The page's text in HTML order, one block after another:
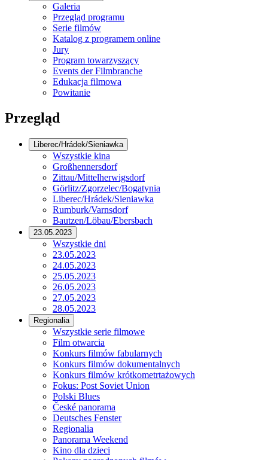
Galeria
Przegląd programu
Serie filmów
Katalog z programem online
Jury
Program towarzyszący
Events der Filmbranche
Edukacja filmowa
Powitanie
Przegląd
Liberec/Hrádek/Sieniawka
Wszystkie kina
Großhennersdorf
Zittau/Mittelherwigsdorf
Görlitz/Zgorzelec/Bogatynia
Liberec/Hrádek/Sieniawka
Rumburk/Varnsdorf
Bautzen/Löbau/Ebersbach
23.05.2023
Wszystkie dni
23.05.2023
24.05.2023
25.05.2023
26.05.2023
27.05.2023
28.05.2023
Regionalia
Wszystkie serie filmowe
Film otwarcia
Konkurs filmów fabularnych
Konkurs filmów dokumentalnych
Konkurs filmów krótkometrtażowych
Fokus: Post Soviet Union
Polski Blues
České panorama
Deutsches Fenster
Regionalia
Panorama Weekend
Kino dla dzieci